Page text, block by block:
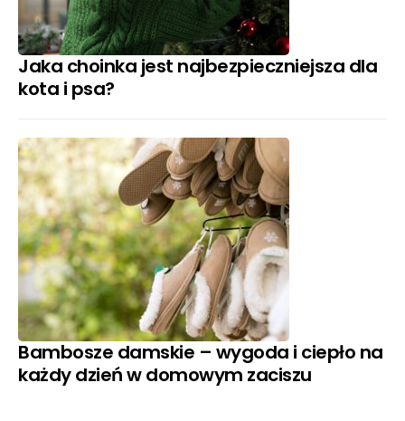
Jaka choinka jest najbezpieczniejsza dla
kota i psa?
Bambosze damskie – wygoda i ciepło na
każdy dzień w domowym zaciszu